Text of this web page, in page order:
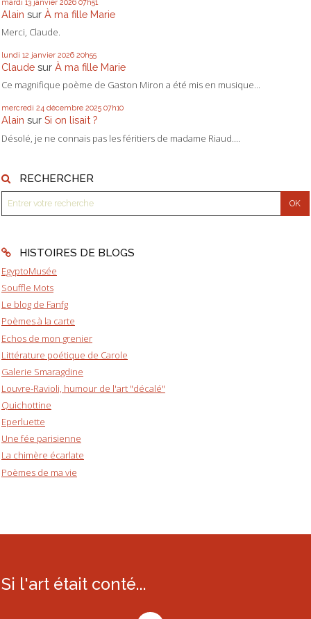
mardi 13 janvier 2026 07h51
Alain sur À ma fille Marie
Merci, Claude.
lundi 12 janvier 2026 20h55
Claude sur À ma fille Marie
Ce magnifique poème de Gaston Miron a été mis en musique...
mercredi 24 décembre 2025 07h10
Alain sur Si on lisait ?
Désolé, je ne connais pas les féritiers de madame Riaud....
RECHERCHER
HISTOIRES DE BLOGS
EgyptoMusée
Souffle Mots
Le blog de Fanfg
Poèmes à la carte
Echos de mon grenier
Littérature poétique de Carole
Galerie Smaragdine
Louvre-Ravioli, humour de l'art "décalé"
Quichottine
Eperluette
Une fée parisienne
La chimère écarlate
Poèmes de ma vie
Si l'art était conté...